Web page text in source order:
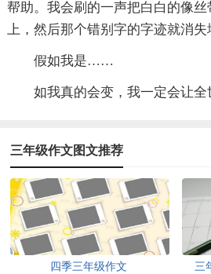
帮助。我会刷的一声把白白的像
上，然后那个错别字的字迹就消失
假如我是……
如我真的会变，我一定会让全
三年级作文图文推荐
四季三年级作文 三